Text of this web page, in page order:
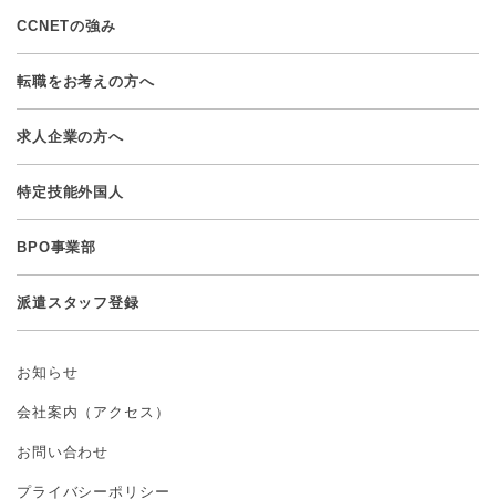
CCNETの強み
転職をお考えの方へ
求人企業の方へ
特定技能外国人
BPO事業部
派遣スタッフ登録
お知らせ
会社案内（アクセス）
お問い合わせ
プライバシーポリシー